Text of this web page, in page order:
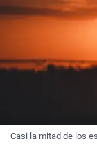
Casi la mitad de los